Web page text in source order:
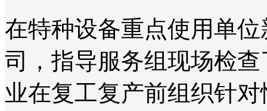
在特种设备重点使用单
司，指导服务组现场检
业在复工复产前组织针